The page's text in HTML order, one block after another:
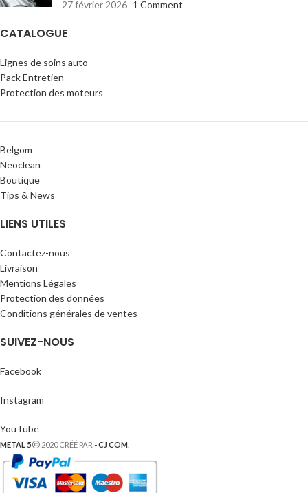
27 février 2026 1 Comment
CATALOGUE
Lignes de soins auto
Pack Entretien
Protection des moteurs
Belgom
Neoclean
Boutique
Tips & News
LIENS UTILES
Contactez-nous
Livraison
Mentions Légales
Protection des données
Conditions générales de ventes
SUIVEZ-NOUS
Facebook
Instagram
YouTube
METAL 5 2020 CRÉÉ PAR - CJ COM